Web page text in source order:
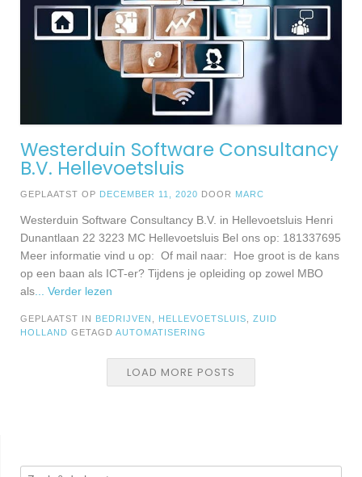
Westerduin Software Consultancy
B.V. Hellevoetsluis
GEPLAATST OP DECEMBER 11, 2020 DOOR MARC
Westerduin Software Consultancy B.V. in Hellevoetsluis Henri
Dunantlaan 22 3223 MC Hellevoetsluis Bel ons op: 181337695
Meer informatie vind u op: Of mail naar: Hoe groot is de kans
op een baan als ICT-er? Tijdens je opleiding op zowel MBO
als ... Verder lezen
GEPLAATST IN BEDRIJVEN HELLEVOETSLUIS
ZUID
HOLLAND GETAGD AUTOMATISERING
LOAD MORE POSTS